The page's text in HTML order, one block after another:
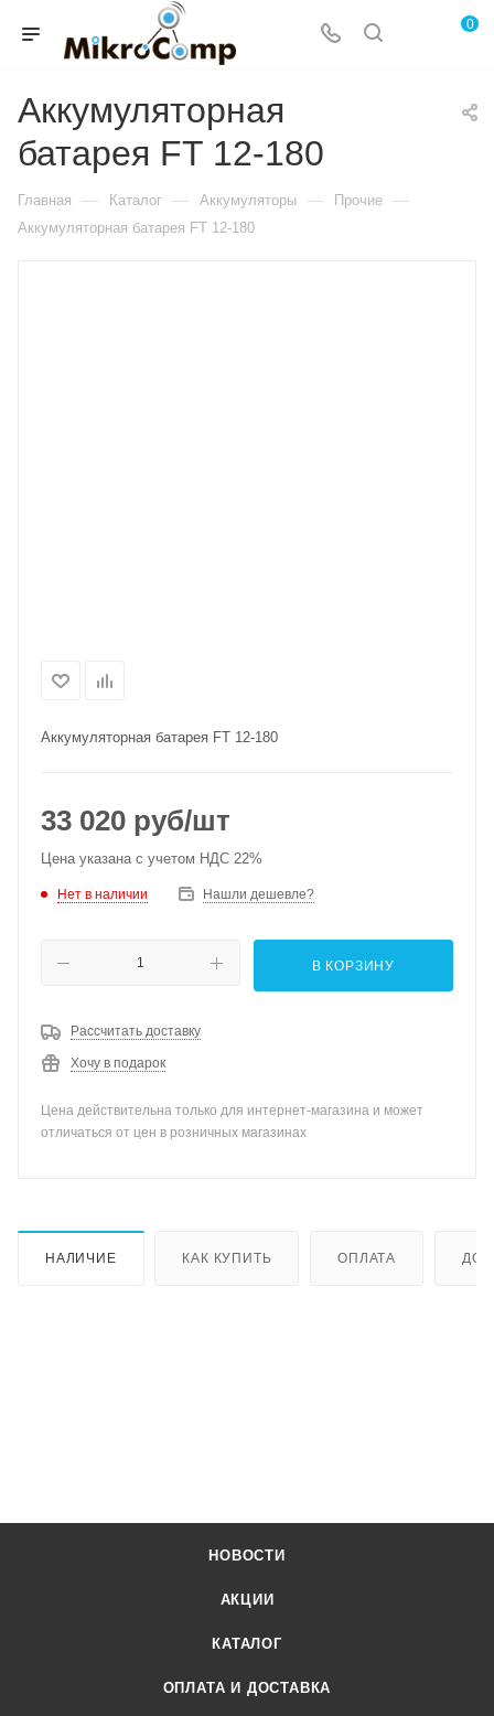
0
Аккумуляторная
батарея FT 12-180
Главная — Каталог — Аккумуляторы — Прочие —
Аккумуляторная батарея FT 12-180
Аккумуляторная батарея FT 12-180
33 020 руб/шт
Цена указана с учетом НДС 22%
Нет в наличии Нашли дешевле?
В КОРЗИНУ
Рассчитать доставку
Хочу в подарок
Цена действительна только для интернет-магазина и может
отличаться от цен в розничных магазинах
НАЛИЧИЕ КАК КУПИТЬ ОПЛАТА
НОВОСТИ
АКЦИИ
КАТАЛОГ
ОПЛАТА И ДОСТАВКА